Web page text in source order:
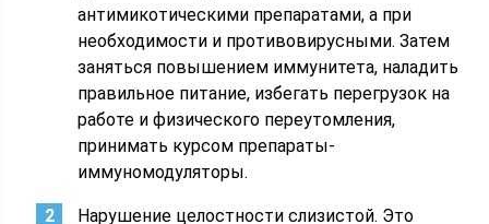
антимикотическими препаратами, а при
необходимости и противовирусными. Затем
заняться повышением иммунитета, наладить
правильное питание, избегать перегрузок на
работе и физического переутомления,
принимать курсом препараты-
иммуномодуляторы.
Нарушение целостности слизистой. Это